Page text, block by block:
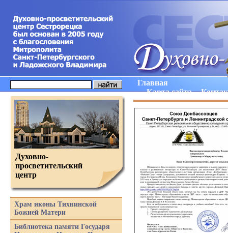
Главная
Карта сайта
Духовно-
просветительский
центр
Храм иконы Тихвинской
Божией Матери
Библиотека памяти Государя